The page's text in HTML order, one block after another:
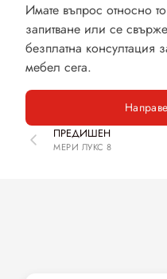
Имате въпрос относно
запитване или се
безплатна консултация
мебел сега.
ПРЕДИШЕН
МЕРИ ЛУКС 8